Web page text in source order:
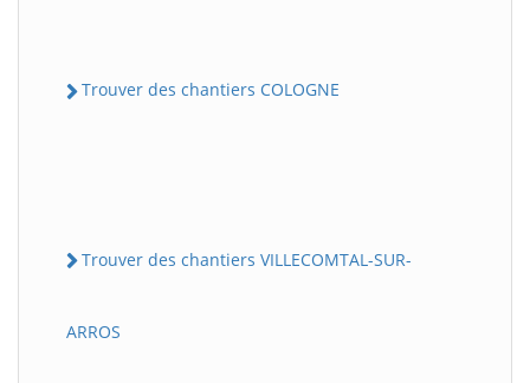
Trouver des chantiers COLOGNE
Trouver des chantiers VILLECOMTAL-SUR-
ARROS